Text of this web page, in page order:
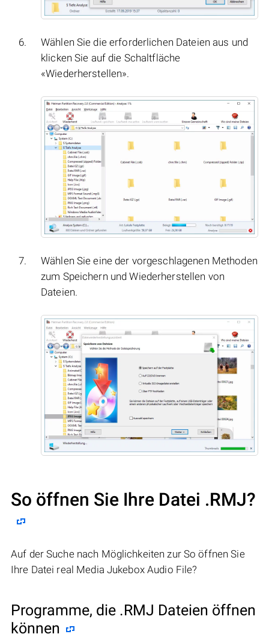
Wählen Sie die erforderlichen Dateien aus und
klicken Sie auf die Schaltfläche
«Wiederherstellen».
Wählen Sie eine der vorgeschlagenen Methoden
zum Speichern und Wiederherstellen von
Dateien.
So öffnen Sie Ihre Datei .RMJ?
Auf der Suche nach Möglichkeiten zur So öffnen Sie
Ihre Datei real Media Jukebox Audio File?
Programme, die .RMJ Dateien öffnen
können